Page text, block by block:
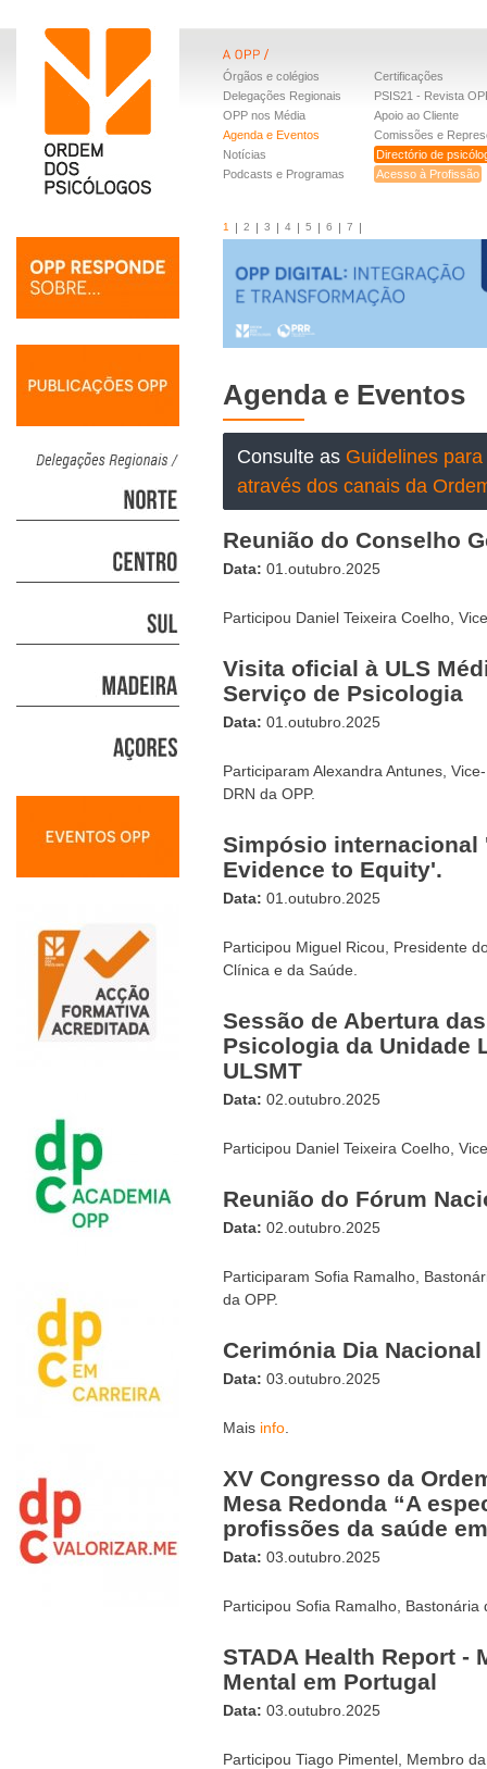
Órgãos e colégios
Delegações Regionais
OPP nos Média
Agenda e Eventos
Notícias
Podcasts e Programas
Certificações
PSIS21 - Revista
Apoio ao Cliente
Comissões e
Directório de
Acesso à Profissão
1 2 3 4 5 6 7
Agenda e Eventos
Consulte as Guidelines
através dos canais da
Reunião do Conselho
Data: 01.outubro.2025
Participou Daniel Teixeira Coelho,
Visita oficial à ULS
Serviço de Psicologia
Data: 01.outubro.2025
Participaram Alexandra Antunes,
DRN da OPP.
Simpósio internacional
Evidence to Equity'.
Data: 01.outubro.2025
Participou Miguel Ricou, Presidente
Clínica e da Saúde.
Sessão de Abertura
Psicologia da Unidade
ULSMT
Data: 02.outubro.2025
Participou Daniel Teixeira Coelho,
Reunião do Fórum
Data: 02.outubro.2025
Participaram Sofia Ramalho,
da OPP.
Cerimónia Dia
Data: 03.outubro.2025
Mais info
XV Congresso da
Mesa Redonda “A
profissões da saúde
Data: 03.outubro.2025
Participou Sofia Ramalho, Bastonária
STADA Health Report -
Mental em Portugal
Data: 03.outubro.2025
Participou Tiago Pimentel, Membro